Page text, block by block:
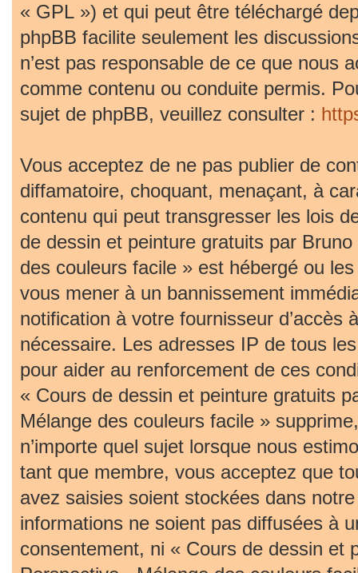
« GPL ») et qui peut être téléchargé
phpBB facilite seulement les
n’est pas responsable de ce que nous
comme contenu ou conduite permis.
sujet de phpBB, veuillez consulter :
Vous acceptez de ne pas publier de
diffamatoire, choquant, menaçant, à
contenu qui peut transgresser les lois
de dessin et peinture gratuits par
des couleurs facile » est hébergé ou
vous mener à un bannissement
notification à votre fournisseur d’accès
nécessaire. Les adresses IP de tous
pour aider au renforcement de ces
« Cours de dessin et peinture gratuits
Mélange des couleurs facile »
n’importe quel sujet lorsque nous
tant que membre, vous acceptez que
avez saisies soient stockées dans
informations ne soient pas diffusées à
consentement, ni « Cours de dessin et